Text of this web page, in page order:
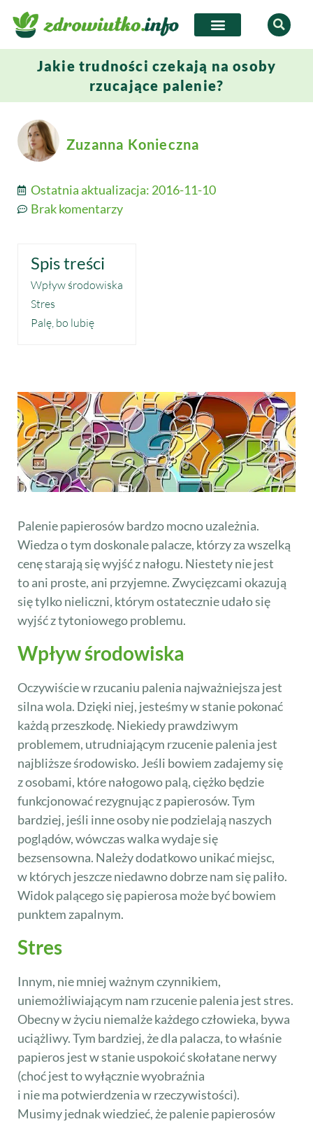
Jakie trudności czekają na osoby
rzucające palenie?
Zuzanna Konieczna
Ostatnia aktualizacja: 2016-11-10
Brak komentarzy
Spis treści
Wpływ środowiska
Stres
Palę, bo lubię
Palenie papierosów bardzo mocno uzależnia.
Wiedza o tym doskonale palacze, którzy za wszelką
cenę starają się wyjść z nałogu. Niestety nie jest
to ani proste, ani przyjemne. Zwycięzcami okazują
się tylko nieliczni, którym ostatecznie udało się
wyjść z tytoniowego problemu.
Wpływ środowiska
Oczywiście w rzucaniu palenia najważniejsza jest
silna wola. Dzięki niej, jesteśmy w stanie pokonać
każdą przeszkodę. Niekiedy prawdziwym
problemem, utrudniającym rzucenie palenia jest
najbliższe środowisko. Jeśli bowiem zadajemy się
z osobami, które nałogowo palą, ciężko będzie
funkcjonować rezygnując z papierosów. Tym
bardziej, jeśli inne osoby nie podzielają naszych
poglądów, wówczas walka wydaje się
bezsensowna. Należy dodatkowo unikać miejsc,
w których jeszcze niedawno dobrze nam się paliło.
Widok palącego się papierosa może być bowiem
punktem zapalnym.
Stres
Innym, nie mniej ważnym czynnikiem,
uniemożliwiającym nam rzucenie palenia jest stres.
Obecny w życiu niemalże każdego człowieka, bywa
uciążliwy. Tym bardziej, że dla palacza, to właśnie
papieros jest w stanie uspokoić skołatane nerwy
(choć jest to wyłącznie wyobraźnia
i nie ma potwierdzenia w rzeczywistości).
Musimy jednak wiedzieć, że palenie papierosów